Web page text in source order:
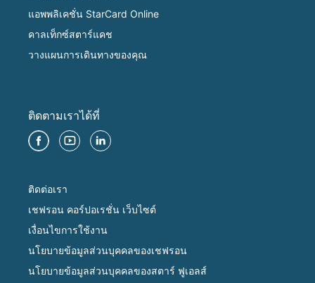
แอพพลิเคชั่น StarCard Online
คาลเท็กซ์สตาร์แคช
วางแผนการเดินทางของคุณ
ติดตามเราได้ที่
ติดต่อเรา
เชฟรอน คอร์ปอเรชั่น เว็บไซต์
เงื่อนไขการใช้งาน
นโยบายข้อมูลส่วนบุคคลของเชฟรอน
นโยบายข้อมูลส่วนบุคคลของสตาร์ ฟูเอลส์